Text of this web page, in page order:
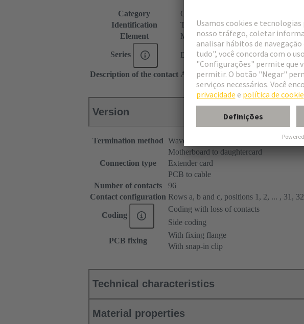
Category
Connectors
Identification
Type C
Element
Male connector
Series DIN 41612
Description of the contact Angled
Version
Termination method Wave soldering termination
Connection type
Motherboard to daughtercard
Extender card
PCB to cable
Number of contacts
96
Contact configuration Rows a, b and c, positions 1, 2, ... , 31, 32
Coding
Coding with loss of contacts
Side coding
PCB fixing
With fixing flange
With snap-in clip
Technical characteristics
Material properties